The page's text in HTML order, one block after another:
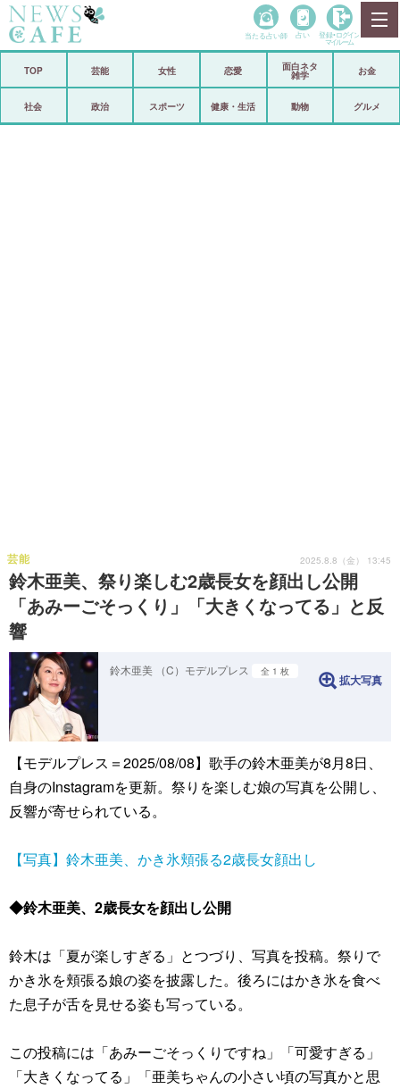
政治
当たる占い師 占い 登録• ログイン
マイルーム
TOP 芸能 女性 恋愛
面白ネタ
雑学
お金
社会 政治 スポーツ 健康・生活 動物 グルメ
鈴木亜美、祭り楽しむ2歳長女を顔出し公開
「あみーごそっくり」「大きくなってる」と反
響
芸能 2025.8.8（金） 13:45
鈴木亜美 （C）モデルプレス 全 1 枚
拡大写真
【モデルプレス＝2025/08/08】歌手の鈴木亜美が8月8日、
自身のInstagramを更新。祭りを楽しむ娘の写真を公開し、
反響が寄せられている。
【写真】鈴木亜美、かき氷頬張る2歳長女顔出し
◆鈴木亜美、2歳長女を顔出し公開
鈴木は「夏が楽しすぎる」とつづり、写真を投稿。祭りで
かき氷を頬張る娘の姿を披露した。後ろにはかき氷を食べ
た息子が舌を見せる姿も写っている。
この投稿には「あみーごそっくりですね」「可愛すぎる」
「大きくなってる」「亜美ちゃんの小さい頃の写真かと思